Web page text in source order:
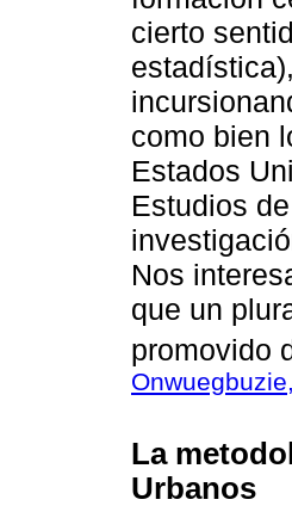
cierto
como bien
Estados
Estudios
Nos
que un
promovido
La
Urbanos